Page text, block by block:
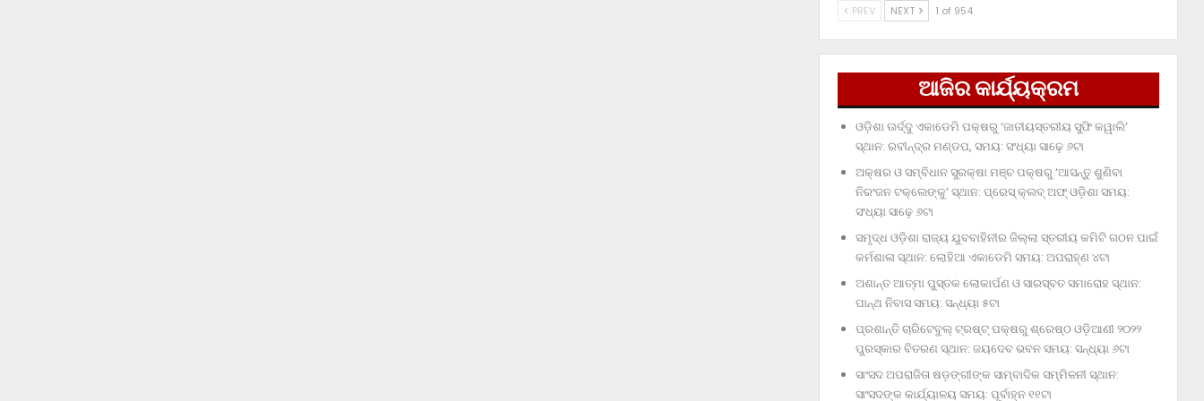
PREV NEXT 1 of 954
ଆଜିର କାର୍ଯ୍ୟକ୍ରମ
ଓଡ଼ିଶା ଊର୍ଦ୍ଦୁ ଏକାଡେମି ପକ୍ଷରୁ ‘ଜାତୀୟସ୍ତରୀୟ ସୁଫି କୱାଲି’
ସ୍ଥାନ: ରବୀନ୍ଦ୍ର ମଣ୍ଡପ, ସମୟ: ସଂଧ୍ୟା ସାଢ଼େ ୬ଟା
ଅକ୍ଷର ଓ ସମ୍ବିଧାନ ସୁରକ୍ଷା ମଞ୍ଚ ପକ୍ଷରୁ ‘ଆସନ୍ତୁ ଶୁଣିବା
ନିରଂଜନ ଟକ୍‌ଲେଙ୍କୁ’ ସ୍ଥାନ: ପ୍ରେସ୍‌ କ୍ଲବ୍‌ ଅଫ୍‌ ଓଡ଼ିଶା ସମୟ:
ସଂଧ୍ୟା ସାଢ଼େ ୬ଟା
ସମୃଦ୍ଧ ଓଡ଼ିଶା ରାଜ୍ୟ ଯୁବବାହିନୀର ଜିଲ୍ଲା ସ୍ତରୀୟ କମିଟି ଗଠନ ପାଇଁ
କର୍ମଶାଳା ସ୍ଥାନ: ଲୋହିଆ ଏକାଡେମି ସମୟ: ଅପରାହ୍‌ଣ ୪ଟା
ଅଶାନ୍ତ ଆତ୍ମା ପୁସ୍ତକ ଲୋକାର୍ପଣ ଓ ସାରସ୍ବତ ସମାରୋହ ସ୍ଥାନ:
ପାନ୍ଥ ନିବାସ ସମୟ: ସନ୍ଧ୍ୟା ୫ଟା
ପ୍ରଶାନ୍ତି ଚାରିଟେବୁଲ୍‌ ଟ୍ରଷ୍ଟ୍‌ ପକ୍ଷରୁ ଶ୍ରେଷ୍ଠ ଓଡ଼ିଆଣୀ ୨୦୨୨
ପୁରସ୍କାର ବିତରଣ ସ୍ଥାନ: ଜୟଦେବ ଭବନ ସମୟ: ସନ୍ଧ୍ୟା ୬ଟା
ସାଂସଦ ଅପରାଜିତା ଷଡ଼ଙ୍ଗୀଙ୍କ ସାମ୍ବାଦିକ ସମ୍ମିଳନୀ ସ୍ଥାନ:
ସାଂସଦଙ୍କ କାର୍ଯ୍ୟାଳୟ ସମୟ: ପୂର୍ବାହ୍ନ ୧୧ଟା